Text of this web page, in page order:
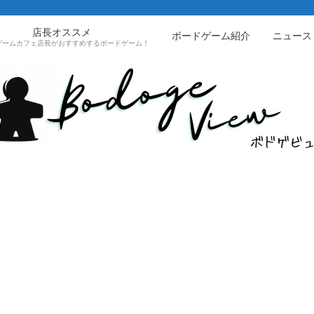
店長オススメ
ムカフェ店長がおすすめするボードゲーム！
ボードゲーム紹介 ニュース